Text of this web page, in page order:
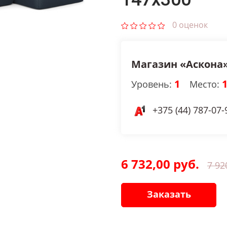
0 оценок
Магазин
Уровень: 1 Место:
+375 (44) 787-07-
6 732,00 руб. 7
Заказать